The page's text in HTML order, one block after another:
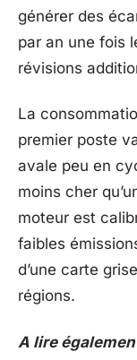
générer des
par an une fois
révisions
La
premier poste
avale peu en
moins cher
moteur est
faibles
d’une carte
régions.
A lire